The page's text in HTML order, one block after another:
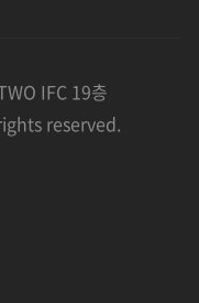
IFC 19층
reserved.